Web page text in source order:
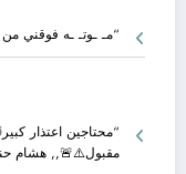
“مـ ـوتـ ـه فوقني
“محتاجين اعتذار
مقبول⚠️🚨,, هشام